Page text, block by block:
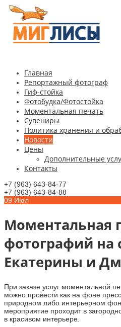
Главная
Репортажный фотограф
Гиф-стойка
Фотобудка/Фотостойка
Моментальная печать
Сувениры
Политика хранения и
Новости
Цены
Дополнительные
Контакты
+7 (963) 643-84-77
+7 (963) 643-84-88
09 Июл
Моментальная
фотографий на
Екатерины и
При заказе услуг моментальной
можно провести как на фоне
природном либо интерьерном
мероприятие проходит в
в красивом интерьере.